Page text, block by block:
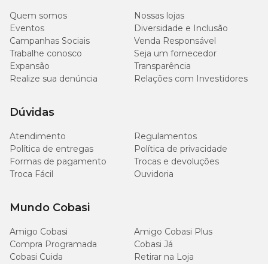
Quem somos
Nossas lojas
Eventos
Diversidade e Inclusão
Campanhas Sociais
Venda Responsável
Trabalhe conosco
Seja um fornecedor
Expansão
Transparência
Realize sua denúncia
Relações com Investidores
Dúvidas
Atendimento
Regulamentos
Política de entregas
Política de privacidade
Formas de pagamento
Trocas e devoluções
Troca Fácil
Ouvidoria
Mundo Cobasi
Amigo Cobasi
Amigo Cobasi Plus
Compra Programada
Cobasi Já
Cobasi Cuida
Retirar na Loja